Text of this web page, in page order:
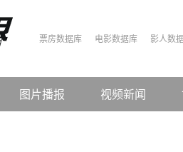
票房数据库 电影数据库 影人数
图片播报 视频新闻